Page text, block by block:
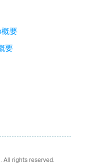
要
要
All rights reserved.